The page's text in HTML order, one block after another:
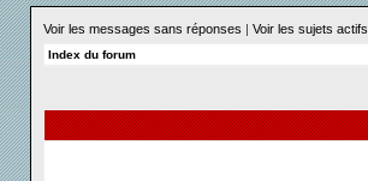
Voir les messages sans réponses | Voir les sujets actifs
Index du forum